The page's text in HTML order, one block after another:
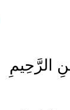
الرَّحِيمِ